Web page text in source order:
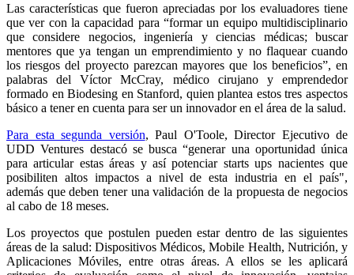
Las características que fueron apreciadas por los evaluadores tiene
que ver con la capacidad para “formar un equipo multidisciplinario
que considere negocios, ingeniería y ciencias médicas; buscar
mentores que ya tengan un emprendimiento y no flaquear cuando
los riesgos del proyecto parezcan mayores que los beneficios”, en
palabras del Víctor McCray, médico cirujano y emprendedor
formado en Biodesing en Stanford, quien plantea estos tres aspectos
básico a tener en cuenta para ser un innovador en el área de la salud.
Para esta segunda versión, Paul O'Toole, Director Ejecutivo de
UDD Ventures destacó se busca “generar una oportunidad única
para articular estas áreas y así potenciar starts ups nacientes que
posibiliten altos impactos a nivel de esta industria en el país",
además que deben tener una validación de la propuesta de negocios
al cabo de 18 meses.
Los proyectos que postulen pueden estar dentro de las siguientes
áreas de la salud: Dispositivos Médicos, Mobile Health, Nutrición, y
Aplicaciones Móviles, entre otras áreas. A ellos se les aplicará